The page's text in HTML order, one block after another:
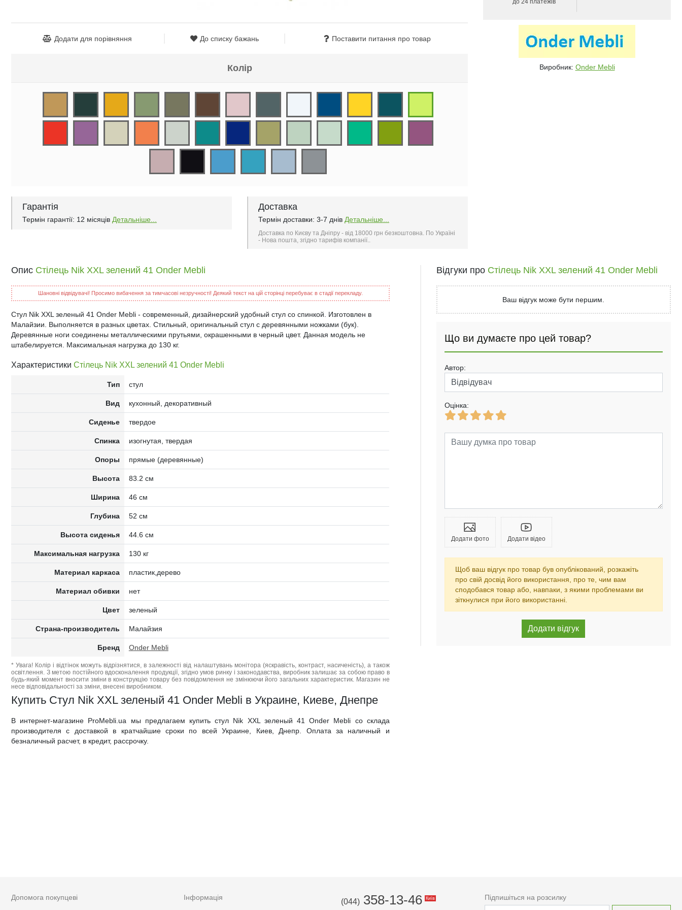
Додати для порівняння До списку бажань Поставити питання про товар
Колір
Гарантія
Термін гарантії: 12 місяців Детальніше...
Доставка
Термін доставки: 3-7 днів Детальніше...
Доставка по Києву та Дніпру - від 18000 грн безкоштовна. По Україні
- Нова пошта, згідно тарифів компанії..
до 24 платежів
Виробник: Onder Mebli
Опис Стілець Nik XXL зелений 41 Onder Mebli
Шановні відвідувачі! Просимо вибачення за тимчасові незручності! Деякий текст на цій сторінці перебуває в стадії перекладу.
Стул Nik XXL зеленый 41 Onder Mebli - современный, дизайнерский удобный стул со спинкой. Изготовлен в
Малайзии. Выполняется в разных цветах. Стильный, оригинальный стул с деревянными ножками (бук).
Деревянные ноги соединены металлическими прутьями, окрашенными в черный цвет. Данная модель не
штабелируется. Максимальная нагрузка до 130 кг.
Характеристики Стілець Nik XXL зелений 41 Onder Mebli
Тип стул
Вид кухонный, декоративный
Сиденье твердое
Спинка изогнутая, твердая
Опоры прямые (деревянные)
Высота 83.2 см
Ширина 46 см
Глубина 52 см
Высота сиденья 44.6 см
Максимальная нагрузка 130 кг
Материал каркаса пластик,дерево
Материал обивки нет
Цвет зеленый
Страна-производитель Малайзия
Бренд Onder Mebli
* Увага! Колір і відтінок можуть відрізнятися, в залежності від налаштувань монітора (яскравість, контраст, насиченість), а також
освітлення. З метою постійного вдосконалення продукції, згідно умов ринку і законодавства, виробник залишає за собою право в
будь-який момент вносити зміни в конструкцію товару без повідомлення не змінюючи його загальних характеристик. Магазин не
несе відповідальності за зміни, внесені виробником.
Купить Стул Nik XXL зеленый 41 Onder Mebli в Украине, Киеве, Днепре
В интернет-магазине ProMebli.ua мы предлагаем купить стул Nik XXL зеленый 41 Onder Mebli со склада
производителя с доставкой в кратчайшие сроки по всей Украине, Киев, Днепр. Оплата за наличный и
безналичный расчет, в кредит, рассрочку.
Відгуки про Стілець Nik XXL зелений 41 Onder Mebli
Ваш відгук може бути першим.
Що ви думаєте про цей товар?
Автор:
Оцінка:
Додати фото Додати відео
Щоб ваш відгук про товар був опублікований, розкажіть
про свій досвід його використання, про те, чим вам
сподобався товар або, навпаки, з якими проблемами ви
зіткнулися при його використанні.
Допомога покупцеві
Інформація
(044) 358-13-46 Київ Підпишіться на розсилку